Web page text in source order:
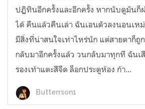
ปฏิทินอีกครั้งและอีกครั้ง หากนับดูมันก็
ได้ คืนแล้วคืนเล่า ฉันเอนตัวลงนอนเห
มีสิ่งที่น่าสนใจเท่าไหร่นัก แต่สายตาก็ถู
กลับมาอีกครั้งแล้ว วนกลับมาทุกที ฉันเ
รองเท้าแตะสีจืด ล็อกประตูห้อง ก้า...
Butterrson1